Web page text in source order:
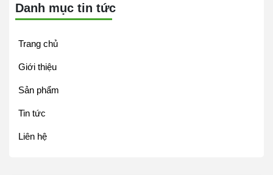
Danh mục tin tức
Trang chủ
Giới thiệu
Sản phẩm
Tin tức
Liên hệ